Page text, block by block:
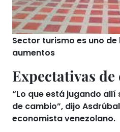
Sector turismo es uno
aumentos
Expectativas de
“Lo que está jugando
de cambio”, dijo
economista venezolano.